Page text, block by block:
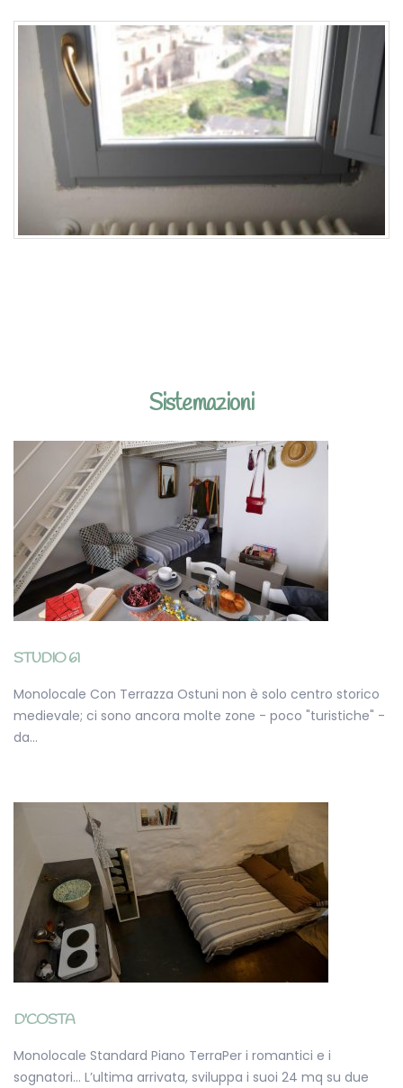
Sistemazioni
STUDIO 61
Monolocale Con Terrazza Ostuni non è solo centro storico
medievale; ci sono ancora molte zone - poco "turistiche" -
da…
D'COSTA
Monolocale Standard Piano TerraPer i romantici e i
sognatori... L’ultima arrivata, sviluppa i suoi 24 mq su due